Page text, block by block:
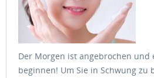
Der Morgen ist angebrochen und
beginnen! Um Sie in Schwung zu